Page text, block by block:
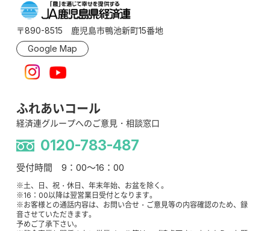
〒890-8515 鹿児島市鴨池新町15番地
Google Map
ふれあいコール
経済連グループへのご意見・相談窓口
0120-783-487
受付時間 9：00～16：00
※土、日、祝・休日、年末年始、お盆を除く。
※16：00以降は翌営業日受付となります。
※お客様との通話内容は、お問い合せ・ご意見等の内容確認のため、録
音させていただきます。
予めご了承下さい。